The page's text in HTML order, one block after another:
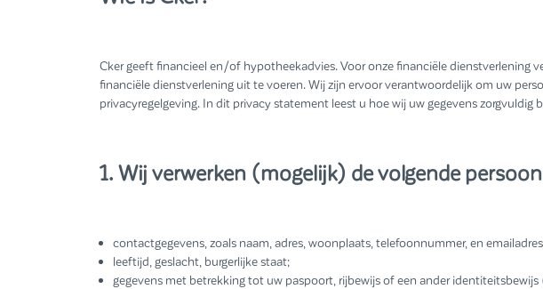
Cker geeft financieel en/of hypotheekadvies. Voor onze financiële dienstverlening
financiële dienstverlening uit te voeren. Wij zijn ervoor verantwoordelijk om uw
privacyregelgeving. In dit privacy statement leest u hoe wij uw gegevens zorgvuldig
1. Wij verwerken (mogelijk) de volgende
contactgegevens, zoals naam, adres, woonplaats, telefoonnummer, en
leeftijd, geslacht, burgerlijke staat;
gegevens met betrekking tot uw paspoort, rijbewijs of een ander